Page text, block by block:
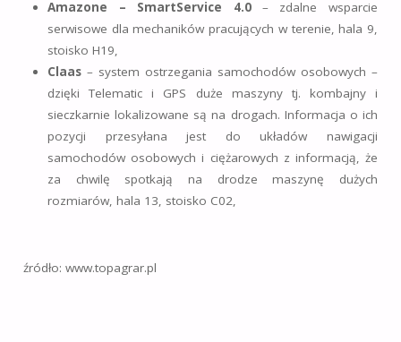
Amazone – SmartService 4.0– zdalne wsparcie
serwisowe dla mechaników pracujących w terenie, hala 9,
stoisko H19,
Claas – system ostrzegania samochodów osobowych –
dzięki Telematic i GPS duże maszyny tj. kombajny i
sieczkarnie lokalizowane są na drogach. Informacja o ich
pozycji przesyłana jest do układów nawigacji
samochodów osobowych i ciężarowych z informacją, że
za chwilę spotkają na drodze maszynę dużych
rozmiarów, hala 13, stoisko C02,
źródło: www.topagrar.pl